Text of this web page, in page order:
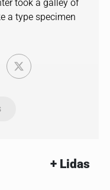
took a galley of
a type specimen
+ Lidas